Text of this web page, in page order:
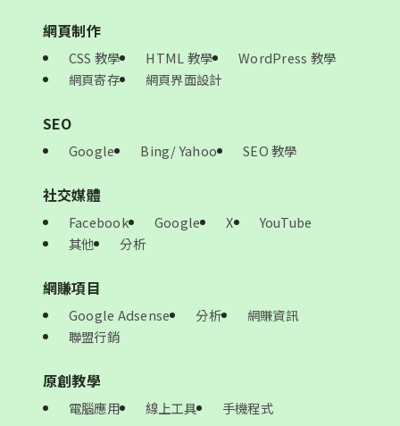
網頁制作
CSS 教學 HTML 教學
WordPress 教學
網頁寄存
網頁界面設計
SEO
Google Bing/ Yahoo SEO 教學
社交媒體
Facebook Google X
YouTube
其他
分析
網賺項目
Google Adsense 分析
網賺資訊
聯盟行銷
原創教學
電腦應用 線上工具 手機程式